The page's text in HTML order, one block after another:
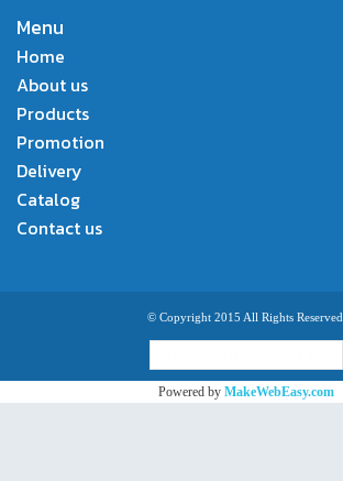
Menu
Home
About us
Products
Promotion
Delivery
Catalog
Contact us
© Copyright 2015 All Rights Reserved.
Powered by MakeWebEasy.com